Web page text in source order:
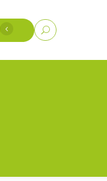
U
4